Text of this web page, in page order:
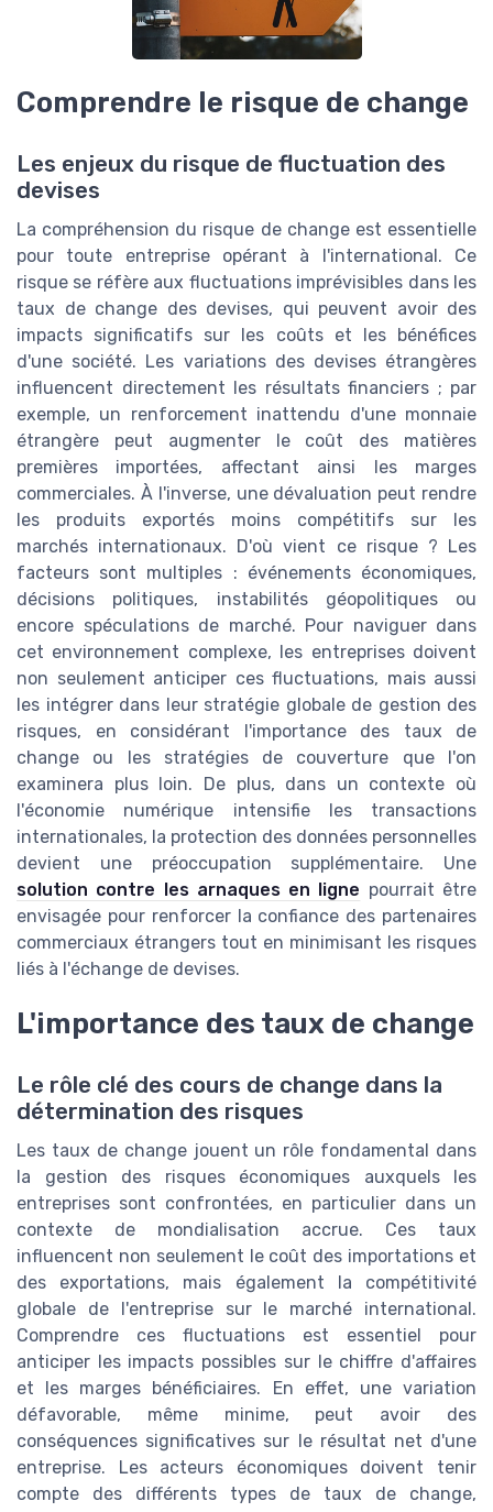
Comprendre le risque de change
Les enjeux du risque de fluctuation des
devises
La compréhension du risque de change est essentielle
pour toute entreprise opérant à l'international. Ce
risque se réfère aux fluctuations imprévisibles dans les
taux de change des devises, qui peuvent avoir des
impacts significatifs sur les coûts et les bénéfices
d'une société. Les variations des devises étrangères
influencent directement les résultats financiers ; par
exemple, un renforcement inattendu d'une monnaie
étrangère peut augmenter le coût des matières
premières importées, affectant ainsi les marges
commerciales. À l'inverse, une dévaluation peut rendre
les produits exportés moins compétitifs sur les
marchés internationaux. D'où vient ce risque ? Les
facteurs sont multiples : événements économiques,
décisions politiques, instabilités géopolitiques ou
encore spéculations de marché. Pour naviguer dans
cet environnement complexe, les entreprises doivent
non seulement anticiper ces fluctuations, mais aussi
les intégrer dans leur stratégie globale de gestion des
risques, en considérant l'importance des taux de
change ou les stratégies de couverture que l'on
examinera plus loin. De plus, dans un contexte où
l'économie numérique intensifie les transactions
internationales, la protection des données personnelles
devient une préoccupation supplémentaire. Une
solution contre les arnaques en ligne pourrait être
envisagée pour renforcer la confiance des partenaires
commerciaux étrangers tout en minimisant les risques
liés à l'échange de devises.
L'importance des taux de change
Le rôle clé des cours de change dans la
détermination des risques
Les taux de change jouent un rôle fondamental dans
la gestion des risques économiques auxquels les
entreprises sont confrontées, en particulier dans un
contexte de mondialisation accrue. Ces taux
influencent non seulement le coût des importations et
des exportations, mais également la compétitivité
globale de l'entreprise sur le marché international.
Comprendre ces fluctuations est essentiel pour
anticiper les impacts possibles sur le chiffre d'affaires
et les marges bénéficiaires. En effet, une variation
défavorable, même minime, peut avoir des
conséquences significatives sur le résultat net d'une
entreprise. Les acteurs économiques doivent tenir
compte des différents types de taux de change,